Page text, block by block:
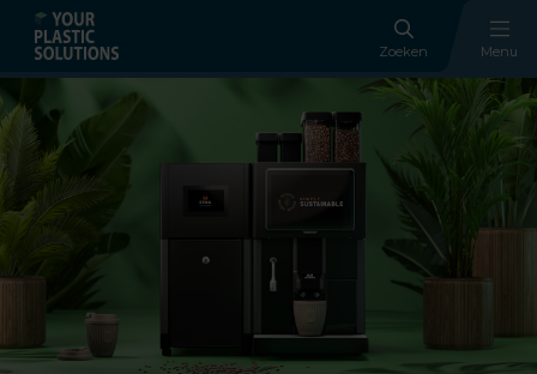
Zoeken Menu